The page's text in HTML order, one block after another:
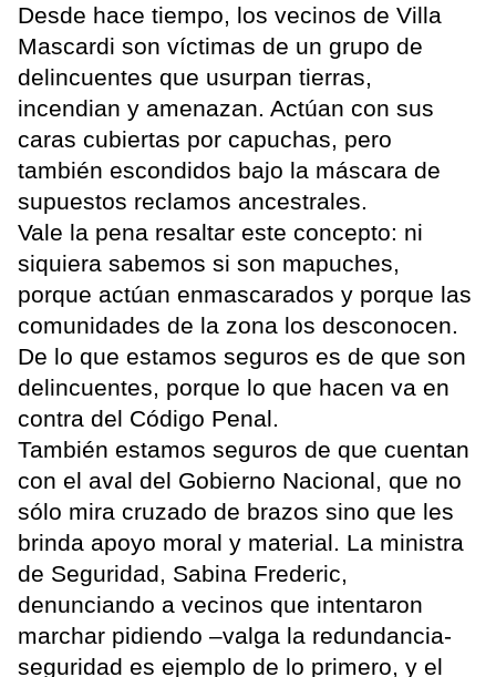
Desde hace tiempo, los vecinos de Villa
Mascardi son víctimas de un grupo de
delincuentes que usurpan tierras,
incendian y amenazan. Actúan con sus
caras cubiertas por capuchas, pero
también escondidos bajo la máscara de
supuestos reclamos ancestrales.
Vale la pena resaltar este concepto: ni
siquiera sabemos si son mapuches,
porque actúan enmascarados y porque las
comunidades de la zona los desconocen.
De lo que estamos seguros es de que son
delincuentes, porque lo que hacen va en
contra del Código Penal.
También estamos seguros de que cuentan
con el aval del Gobierno Nacional, que no
sólo mira cruzado de brazos sino que les
brinda apoyo moral y material. La ministra
de Seguridad, Sabina Frederic,
denunciando a vecinos que intentaron
marchar pidiendo –valga la redundancia-
seguridad es ejemplo de lo primero, y el